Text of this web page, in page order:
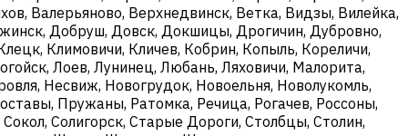
Валерьяново, Верхнедвинск, Ветка, Видзы, Вилейка,
Добруш, Довск, Докшицы, Дрогичин, Дубровно,
Климовичи, Кличев, Кобрин, Копыль, Кореличи,
Лоев, Лунинец, Любань, Ляховичи, Малорита,
Несвиж, Новогрудок, Новоельня, Новолукомль,
Пружаны, Ратомка, Речица, Рогачев, Россоны,
Солигорск, Старые Дороги, Столбцы, Столин,